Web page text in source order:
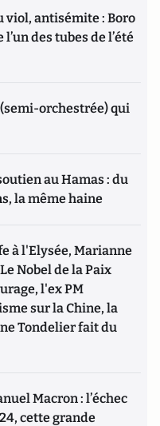
viol, antisémite : Boro
des tubes de l’été
orchestrée) qui
au Hamas : du
la même haine
à l'Elysée, Marianne
Nobel de la Paix
l'ex PM
sur la Chine, la
Tondelier fait du
Macron : l’échec
cette grande